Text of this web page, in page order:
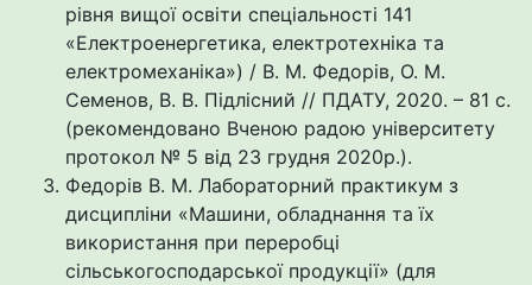
рівня вищої освіти спеціальності 141
«Електроенергетика, електротехніка та
електромеханіка») / В. М. Федорів, О. М.
Семенов, В. В. Підлісний // ПДАТУ, 2020. – 81 с.
(рекомендовано Вченою радою університету
протокол № 5 від 23 грудня 2020р.).
Федорів В. М. Лабораторний практикум з
дисципліни «Машини, обладнання та їх
використання при переробці
сільськогосподарської продукції» (для